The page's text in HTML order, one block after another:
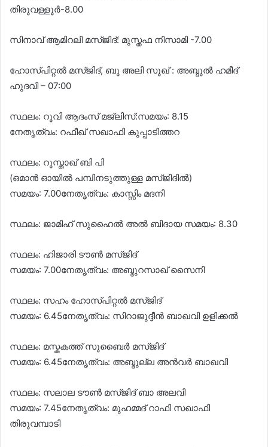
തിരുവള്ളൂർ-8.00
സിനാവ് ആമിറലി മസ്ജിദ്: മുസ്തഫ നിസാമി -7.00
ഹോസ്പിറ്റൽ മസ്ജിദ്, ബു അലി സൂഖ് : അബ്ദുൽ ഹമീദ്
ഹുദവി – 07:00
സ്ഥലം: റൂവി ആദംസ് മജ്‌ലിസ്:സമയം: 8.15
നേതൃത്വം: റഫീഖ് സഖാഫി കുപ്പാടിത്തറ
സ്ഥലം: റുസ്താഖ് ബി പി
(ഒമാൻ ഓയിൽ പമ്പിനടുത്തുള്ള മസ്‌ജിദിൽ)
സമയം: 7.00നേതൃത്വം: കാസ്സിം മദനി
സ്ഥലം: ജാമിഹ് സുഹൈൽ അൽ ബിദായ സമയം: 8.30
സ്ഥലം: ഹിജാരി ടൗൺ മസ്‌ജിദ്
സമയം: 7.00നേതൃത്വം: അബ്ദുറസാഖ് സൈനി
സ്ഥലം: സഹം ഹോസ്‌പിറ്റൽ മസ്‌ജിദ്
സമയം: 6.45നേതൃത്വം: സിറാജുദ്ദീൻ ബാഖവി ഉളിക്കൽ
സ്ഥലം: മസ്കകത്ത് സുബൈർ മസ്‌ജിദ്
സമയം: 6.45നേതൃത്വം: അബ്ദുല്ല അൻവർ ബാഖവി
സ്ഥലം: സലാല ടൗൺ മസ്‌ജിദ് ബാ അലവി
സമയം: 7.45നേതൃത്വം: മുഹമ്മദ് റാഫി സഖാഫി
തിരുവമ്പാടി